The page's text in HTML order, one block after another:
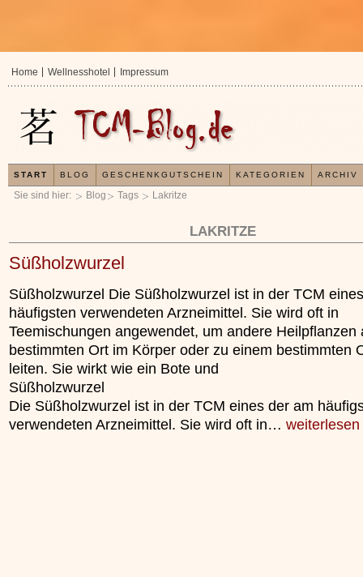
Sie sind hier: Blog Tags Lakritze
LAKRITZE
Süßholzwurzel
Süßholzwurzel Die Süßholzwurzel ist in der TCM
häufigsten verwendeten Arzneimittel. Sie wird oft in
Teemischungen angewendet, um andere Heilpflanzen
bestimmten Ort im Körper oder zu einem bestimmten
leiten. Sie wirkt wie ein Bote und
Süßholzwurzel
Die Süßholzwurzel ist in der TCM eines der am
verwendeten Arzneimittel. Sie wird oft in… weiterlesen
In der TCM sind Experten der Meinung, dass
Organismus einem wiederkehrenden
unterliegt.
Home Wellnesshotel Impressum
START BLOG GESCHENKGUTSCHEIN KATEGORIEN ARCHIV